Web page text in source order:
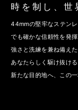
時を制し、世
44mmの堅牢なステン
でも確かな信頼性を発揮
強さと洗練を兼ね備え
あなたらしく駆け抜ける
新たな目的地へ、この一